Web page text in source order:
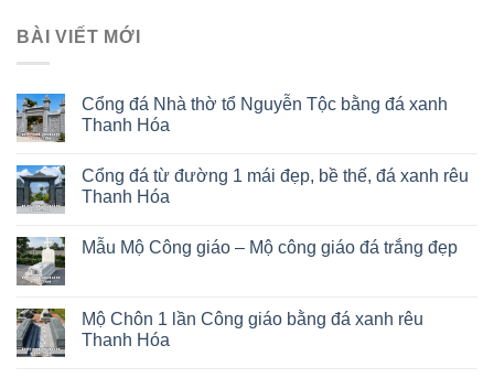
BÀI VIẾT MỚI
Cổng đá Nhà thờ tổ Nguyễn Tộc bằng đá xanh
Thanh Hóa
Cổng đá từ đường 1 mái đẹp, bề thế, đá xanh rêu
Thanh Hóa
Mẫu Mộ Công giáo – Mộ công giáo đá trắng đẹp
Mộ Chôn 1 lần Công giáo bằng đá xanh rêu
Thanh Hóa